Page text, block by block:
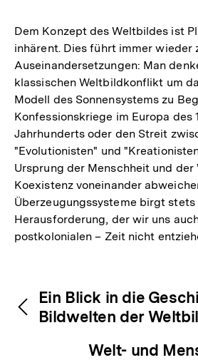
Dem Konzept des Weltbildes ist
inhärent. Dies führt immer wieder
Auseinandersetzungen: Man
klassischen Weltbildkonflikt um
Modell des Sonnensystems zu
Konfessionskriege im Europa des
Jahrhunderts oder den Streit
"Evolutionisten" und
Ursprung der Menschheit und der
Koexistenz voneinander
Überzeugungssysteme birgt stets
Herausforderung, der wir uns
postkolonialen – Zeit nicht
Inhaltsnavigation
Ein Blick in die
Bildwelten der
Welt- und